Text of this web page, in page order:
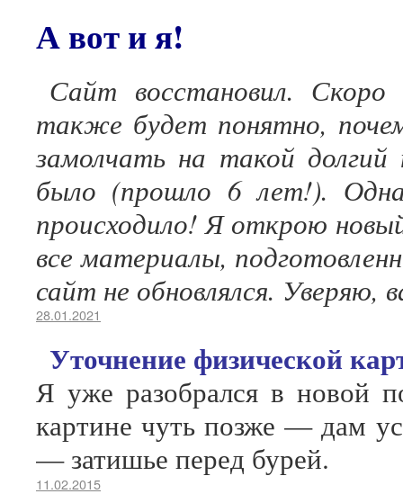
А вот и я!
Сайт восстановил.
также будет понятно,
замолчать на такой
было (прошло 6 лет!).
происходило! Я открою
все материалы,
сайт не обновлялся. Уверяю,
28.01.2021
Уточнение физической
Я уже разобрался в новой
картине чуть позже — дам
— затишье перед бурей.
11.02.2015